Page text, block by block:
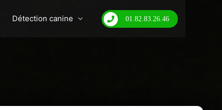
Détection canine 01.82.83.26.46